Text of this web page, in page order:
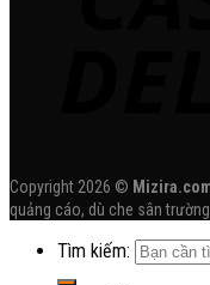
Copyright 2026 ©
quảng cáo, dù che sân trường
Tìm kiếm: